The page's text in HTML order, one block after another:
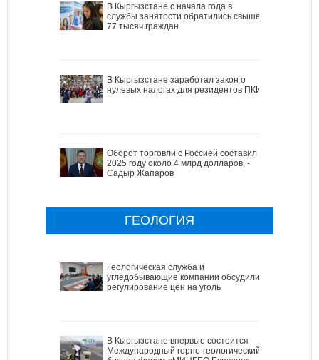
В Кыргызстане с начала года в
службы занятости обратились свыше
77 тысяч граждан
В Кыргызстане заработал закон о
нулевых налогах для резидентов ПКИ
Оборот торговли с Россией составил в
2025 году около 4 млрд долларов, -
Садыр Жапаров
ГЕОЛОГИЯ
Геологическая служба и
угледобывающие компании обсудили
регулирование цен на уголь
В Кыргызстане впервые состоится
Международный горно-геологический